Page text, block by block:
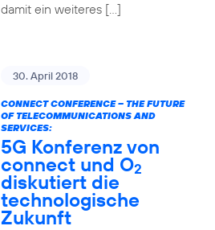
damit ein weiteres […]
30. April 2018
CONNECT CONFERENCE – THE FUTURE
OF TELECOMMUNICATIONS AND
SERVICES:
5G Konferenz von
connect und O2
diskutiert die
technologische
Zukunft